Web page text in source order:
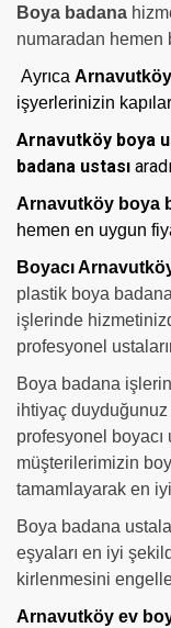
Boya badana
numaradan hemen
Ayrıca
işyerlerinizin
Arnavutköy boya
badana ustası
Arnavutköy boya
hemen en uygun
Boyacı
plastik boya
işlerinde
profesyonel
Boya badana
ihtiyaç
profesyonel boyacı
müşterilerimizin
tamamlayarak en
Boya badana
eşyaları en iyi
kirlenmesini
Arnavutköy ev